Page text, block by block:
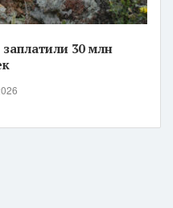
30 млн